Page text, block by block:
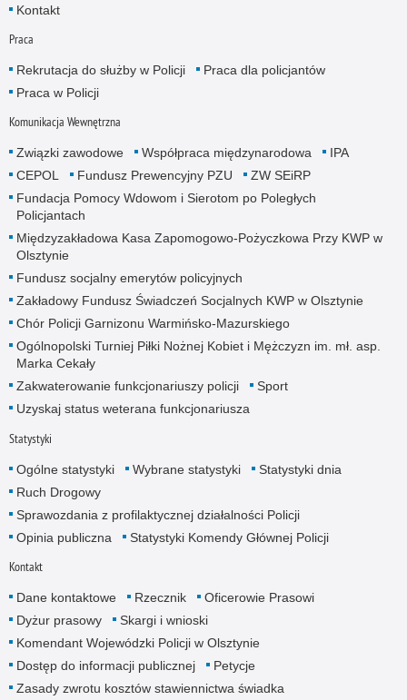
Kontakt
Praca
Rekrutacja do służby w Policji
Praca dla policjantów
Praca w Policji
Komunikacja Wewnętrzna
Związki zawodowe Współpraca międzynarodowa
IPA
CEPOL
Fundusz Prewencyjny PZU
ZW SEiRP
Fundacja Pomocy Wdowom i Sierotom po Poległych
Policjantach
Międzyzakładowa Kasa Zapomogowo-Pożyczkowa Przy KWP w
Olsztynie
Fundusz socjalny emerytów policyjnych
Zakładowy Fundusz Świadczeń Socjalnych KWP w Olsztynie
Chór Policji Garnizonu Warmińsko-Mazurskiego
Ogólnopolski Turniej Piłki Nożnej Kobiet i Mężczyzn im. mł. asp.
Marka Cekały
Zakwaterowanie funkcjonariuszy policji
Sport
Uzyskaj status weterana funkcjonariusza
Statystyki
Ogólne statystyki Wybrane statystyki
Statystyki dnia
Ruch Drogowy
Sprawozdania z profilaktycznej działalności Policji
Opinia publiczna
Statystyki Komendy Głównej Policji
Kontakt
Dane kontaktowe Rzecznik
Oficerowie Prasowi
Dyżur prasowy
Skargi i wnioski
Komendant Wojewódzki Policji w Olsztynie
Dostęp do informacji publicznej
Petycje
Zasady zwrotu kosztów stawiennictwa świadka